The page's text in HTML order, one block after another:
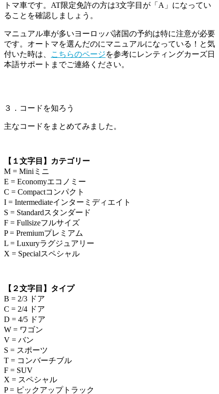
トマ車です。AT限定免許の方は3文字目が「A」になってい
ることを確認しましょう。
マニュアル車が多いヨーロッパ諸国の予約は特に注意が必要
です。オートマを選んだのにマニュアルになっている！と気
付いた時は、
こちらのページを参考にレンティングカーズ日
本語サポートまでご連絡ください。
３．コードを知ろう
主なコードをまとめてみました。
【１文字目】カテゴリー
M = Miniミニ
E = Economyエコノミー
C = Compactコンパクト
I = Intermediateインターミディエイト
S = Standardスタンダード
F = Fullsizeフルサイズ
P = Premiumプレミアム
L = Luxuryラグジュアリー
X = Specialスペシャル
【２文字目】タイプ
B = 2/3 ドア
C = 2/4 ドア
D = 4/5 ドア
W = ワゴン
V = バン
S = スポーツ
T = コンバーチブル
F = SUV
X = スペシャル
P = ピックアップトラック